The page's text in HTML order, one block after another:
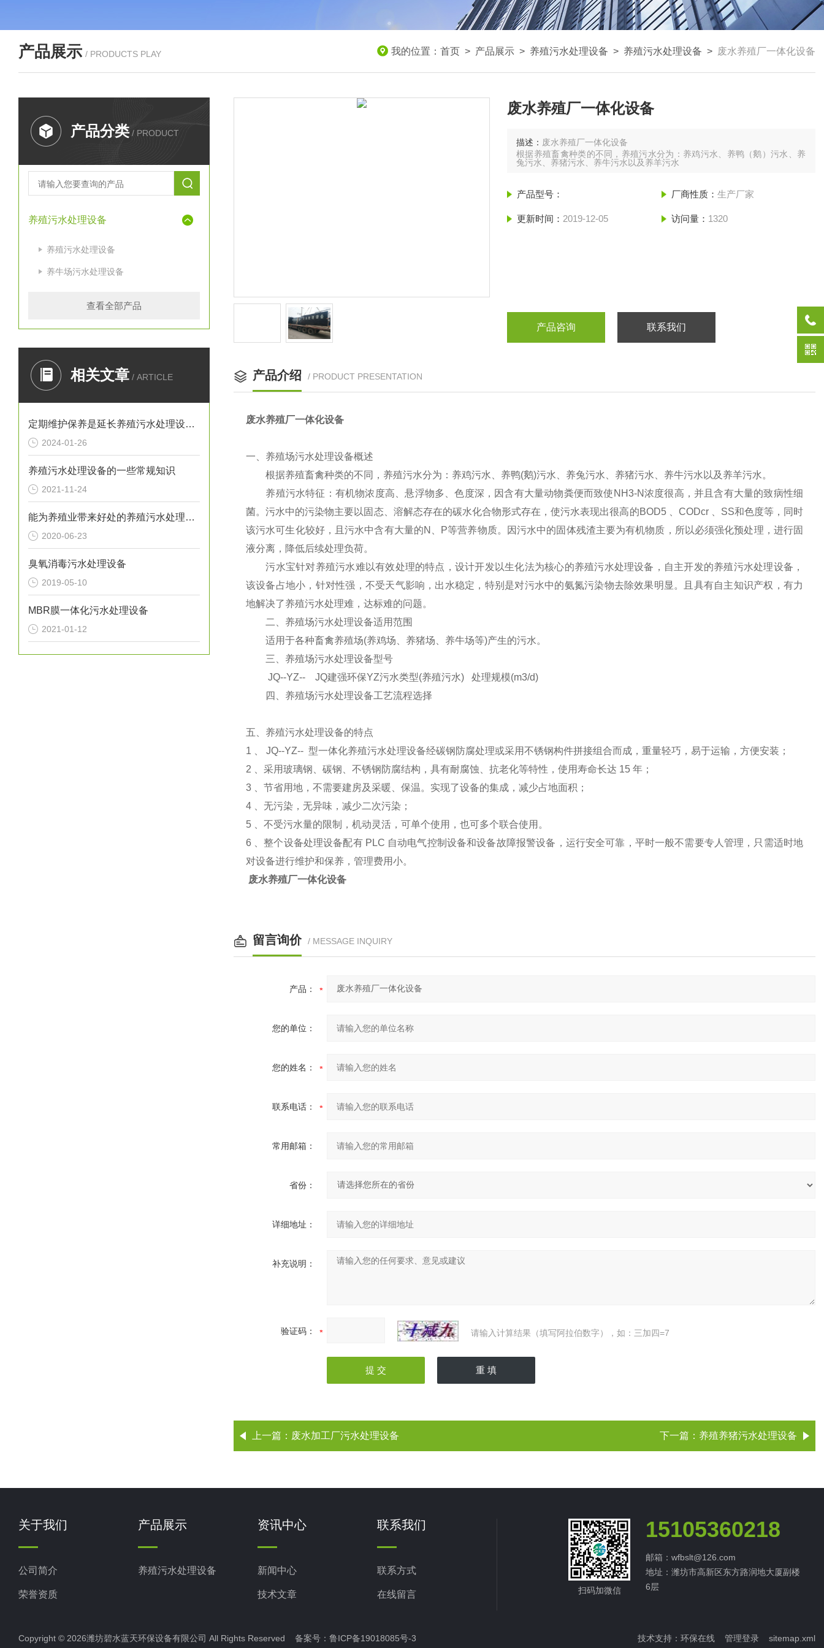
产品展示 / PRODUCTS PLAY 我的位置： 首页 > 产品展示 > 养殖污水处理设备 > 养殖污水处理设备 > 废水养殖厂一体化设备
产品分类 / PRODUCT
养殖污水处理设备
养殖污水处理设备
养牛场污水处理设备
查看全部产品
相关文章 / ARTICLE
定期维护保养是延长养殖污水处理设备寿命的关键
2024-01-26
养殖污水处理设备的一些常规知识
2021-11-24
能为养殖业带来好处的养殖污水处理设备不要忘记保养它
2020-06-23
臭氧消毒污水处理设备
2019-05-10
MBR膜一体化污水处理设备
2021-01-12
废水养殖厂一体化设备
描述： 废水养殖厂一体化设备
根据养殖畜禽种类的不同，养殖污水分为：养鸡污水、养鸭（鹅）污水、养
兔污水、养猪污水、养牛污水以及养羊污水
产品型号： 厂商性质： 生产厂家
更新时间： 2019-12-05 访问量： 1320
产品咨询 联系我们
产品介绍 / PRODUCT PRESENTATION
废水养殖厂一体化设备
一、养殖场污水处理设备概述
根据养殖畜禽种类的不同，养殖污水分为：养鸡污水、养鸭(鹅)污水、养兔污水、养猪污水、养牛污水以及养羊污水。
养殖污水特征：有机物浓度高、悬浮物多、色度深，因含有大量动物粪便而致使NH3-N浓度很高，并且含有大量的致病性细
菌。污水中的污染物主要以固态、溶解态存在的碳水化合物形式存在，使污水表现出很高的BOD5 、CODcr 、SS和色度等，同时
该污水可生化较好，且污水中含有大量的N、P等营养物质。因污水中的固体残渣主要为有机物质，所以必须强化预处理，进行固
液分离，降低后续处理负荷。
污水宝针对养殖污水难以有效处理的特点，设计开发以生化法为核心的养殖污水处理设备，自主开发的养殖污水处理设备，
该设备占地小，针对性强，不受天气影响，出水稳定，特别是对污水中的氨氮污染物去除效果明显。且具有自主知识产权，有力
地解决了养殖污水处理难，达标难的问题。
二、养殖场污水处理设备适用范围
适用于各种畜禽养殖场(养鸡场、养猪场、养牛场等)产生的污水。
三、养殖场污水处理设备型号
JQ--YZ-- JQ建强环保YZ污水类型(养殖污水) 处理规模(m3/d)
四、养殖场污水处理设备工艺流程选择
五、养殖污水处理设备的特点
1 、 JQ--YZ-- 型一体化养殖污水处理设备经碳钢防腐处理或采用不锈钢构件拼接组合而成，重量轻巧，易于运输，方便安装；
2 、采用玻璃钢、碳钢、不锈钢防腐结构，具有耐腐蚀、抗老化等特性，使用寿命长达 15 年；
3 、节省用地，不需要建房及采暖、保温。实现了设备的集成，减少占地面积；
4 、无污染，无异味，减少二次污染；
5 、不受污水量的限制，机动灵活，可单个使用，也可多个联合使用。
6 、整个设备处理设备配有 PLC 自动电气控制设备和设备故障报警设备，运行安全可靠，平时一般不需要专人管理，只需适时地
对设备进行维护和保养，管理费用小。
废水养殖厂一体化设备
留言询价 / MESSAGE INQUIRY
产品：
您的单位：
您的姓名：
联系电话：
常用邮箱：
省份：
详细地址：
补充说明：
验证码： 请输入计算结果（填写阿拉伯数字），如：三加四=7
上一篇： 废水加工厂污水处理设备 下一篇： 养殖养猪污水处理设备
关于我们
公司简介
荣誉资质
产品展示
养殖污水处理设备
资讯中心
新闻中心
技术文章
联系我们
联系方式
在线留言 扫码加微信
15105360218
邮箱：wfbslt@126.com
地址：潍坊市高新区东方路润地大厦副楼
6层
Copyright © 2026潍坊碧水蓝天环保设备有限公司 All Rights Reserved 备案号： 鲁ICP备19018085号-3 技术支持： 环保在线 管理登录 sitemap.xml